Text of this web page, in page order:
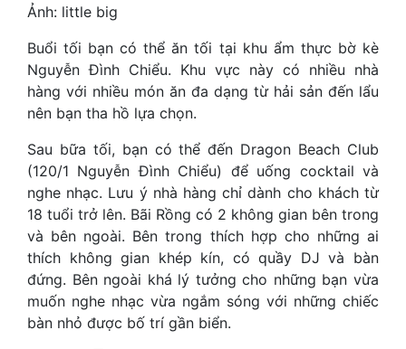
Ảnh: little big
Buổi tối bạn có thể ăn tối tại khu ẩm thực bờ kè
Nguyễn Đình Chiểu. Khu vực này có nhiều nhà
hàng với nhiều món ăn đa dạng từ hải sản đến lẩu
nên bạn tha hồ lựa chọn.
Sau bữa tối, bạn có thể đến Dragon Beach Club
(120/1 Nguyễn Đình Chiểu) để uống cocktail và
nghe nhạc. Lưu ý nhà hàng chỉ dành cho khách từ
18 tuổi trở lên. Bãi Rồng có 2 không gian bên trong
và bên ngoài. Bên trong thích hợp cho những ai
thích không gian khép kín, có quầy DJ và bàn
đứng. Bên ngoài khá lý tưởng cho những bạn vừa
muốn nghe nhạc vừa ngắm sóng với những chiếc
bàn nhỏ được bố trí gần biển.